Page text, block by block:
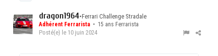
dragon1964•Ferrari Challenge Stradale
Adhérent Ferrarista • 15 ans Ferrarista
Posté(e) le 10 juin 2024